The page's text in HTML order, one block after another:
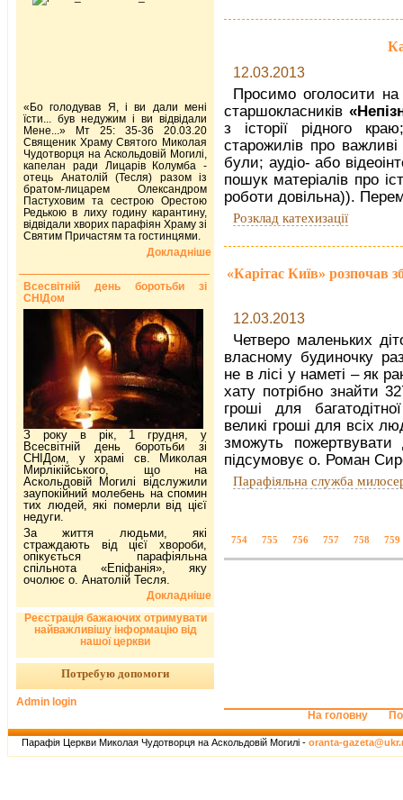
12.03.2013
Просимо оголосити
старшокласників
з історії рідного
старожилів про важливі
були; аудіо- або
пошук матеріалів про
роботи довільна)).
Розклад катехизації
«Карітас Київ» розпочав
12.03.2013
Четверо маленьких
власному будиночку
не в лісі у наметі – як
хату потрібно знайти
гроші для
великі гроші для всіх
зможуть
підсумовує о. Роман
Парафіяльна служба
754 755 756 757 758 759
«Бо голодував Я, і ви дали мені
їсти... був недужим і ви відвідали
Мене...» Мт 25: 35-36 20.03.20
Священик Храму Святого Миколая
Чудотворця на Аскольдовій Могилі,
капелан ради Лицарів Колумба -
отець Анатолій (Тесля) разом із
братом-лицарем Олександром
Пастуховим та сестрою Орестою
Редькою в лиху годину карантину,
відвідали хворих парафіян Храму зі
Святим Причастям та гостинцями.
Докладніше
Всесвітній день боротьби зі
СНІДом
З року в рік, 1 грудня, у
Всесвітній день боротьби зі
СНІДом, у храмі св. Миколая
Мирлікійського, що на
Аскольдовій Могилі відслужили
заупокійний молебень на спомин
тих людей, які померли від цієї
недуги.
За життя людьми, які
страждають від цієї хвороби,
опікується парафіяльна
спільнота «Епіфанія», яку
очолює о. Анатолій Тесля.
Докладніше
Реєстрація бажаючих отримувати
найважливішу інформацію від
нашої церкви
Потребую допомоги
Admin login
На головну
Парафія Церкви Миколая Чудотворця на Аскольдовій Могилі - oranta-